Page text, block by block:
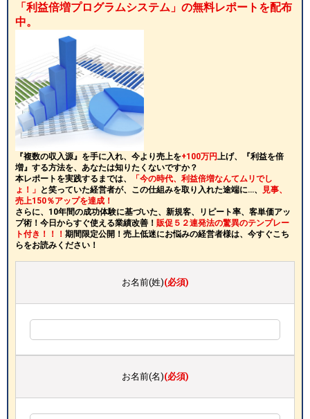
「利益倍増プログラムシステム」の無料レポートを配布
中。
『複数の収入源』を手に入れ、今より売上を+100万円上げ、『利益を倍
増』する方法を、あなたは知りたくないですか？
本レポートを実践するまでは、
「今の時代、利益倍増なんてムリでし
ょ！」 と笑っていた経営者が、この仕組みを取り入れた途端に…、
見事、
売上150％アップを達成！
さらに、10年間の成功体験に基づいた、新規客、リピート率、客単価アッ
プ術！今日からすぐ使える業績改善！ 販促５２連発法の驚異のテンプレー
ト付き！！！ 期間限定公開！売上低迷にお悩みの経営者様は、今すぐこち
らをお読みください！
お名前(姓)(必須)
お名前(名)(必須)